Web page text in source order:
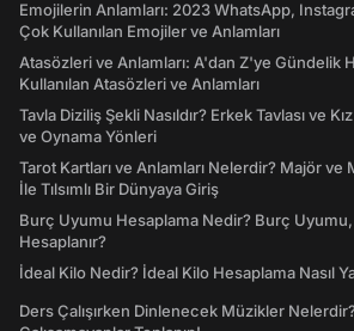
Emojilerin Anlamları: 2023 WhatsApp,
Çok Kullanılan Emojiler ve Anlamları
Atasözleri ve Anlamları: A'dan Z'ye Gündelik
Kullanılan Atasözleri ve Anlamları
Tavla Diziliş Şekli Nasıldır? Erkek Tavlası ve
ve Oynama Yönleri
Tarot Kartları ve Anlamları Nelerdir? Majör
İle Tılsımlı Bir Dünyaya Giriş
Burç Uyumu Hesaplama Nedir? Burç Uyumu,
Hesaplanır?
İdeal Kilo Nedir? İdeal Kilo Hesaplama Nasıl
Ders Çalışırken Dinlenecek Müzikler